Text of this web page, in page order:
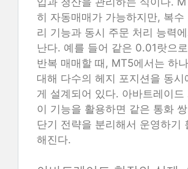
히 자동매매가 가능하지만, 복수
리 기능과 동시 주문 처리 능력
난다. 예를 들어 같은 0.01랏으
반복 매매할 때, MT5에서는 하
대해 다수의 헤지 포지션을 동시
게 설계되어 있다. 아바트레이드
이 기능을 활용하면 같은 통화
단기 전략을 분리해서 운영하기
해진다.